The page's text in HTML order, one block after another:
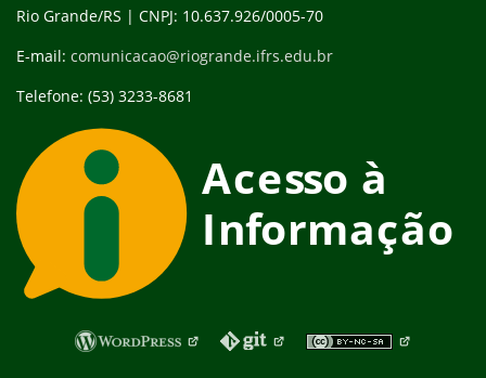
Rio Grande/RS | CNPJ: 10.637.926/0005-70
E-mail: comunicacao@riogrande.ifrs.edu.br
Telefone: (53) 3233-8681